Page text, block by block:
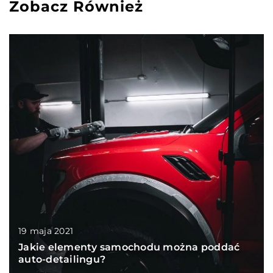
Zobacz Również
19 maja 2021
Jakie elementy samochodu można poddać
auto-detailingu?